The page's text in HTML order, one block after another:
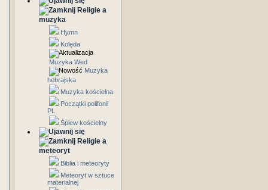
Religie a
muzyka
Hymn
Kolęda
Muzyka Wed
Muzyka
hebrajska
Muzyka kościelna
Początki polifonii
PL
Śpiew kościelny
Religie a
meteoryt
Biblia i meteoryty
Meteoryt w sztuce
materialnej